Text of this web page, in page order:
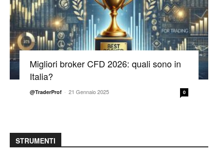
Migliori broker CFD 2026: quali sono in
Italia?
@TraderProf - 21 Gennaio 2025 0
STRUMENTI